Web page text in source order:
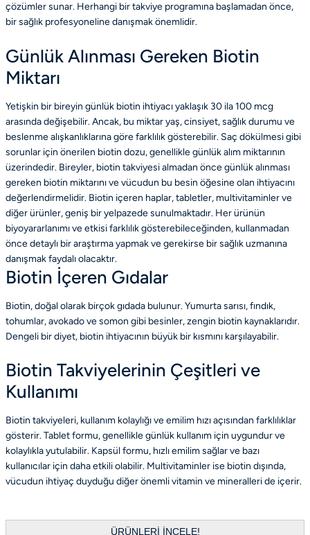
çözümler sunar. Herhangi bir takviye programına başlamadan önce,
bir sağlık profesyoneline danışmak önemlidir.
Günlük Alınması Gereken Biotin
Miktarı
Yetişkin bir bireyin günlük biotin ihtiyacı yaklaşık 30 ila 100 mcg
arasında değişebilir. Ancak, bu miktar yaş, cinsiyet, sağlık durumu ve
beslenme alışkanlıklarına göre farklılık gösterebilir. Saç dökülmesi gibi
sorunlar için önerilen biotin dozu, genellikle günlük alım miktarının
üzerindedir. Bireyler, biotin takviyesi almadan önce günlük alınması
gereken biotin miktarını ve vücudun bu besin öğesine olan ihtiyacını
değerlendirmelidir. Biotin içeren haplar, tabletler, multivitaminler ve
diğer ürünler, geniş bir yelpazede sunulmaktadır. Her ürünün
biyoyararlanımı ve etkisi farklılık gösterebileceğinden, kullanmadan
önce detaylı bir araştırma yapmak ve gerekirse bir sağlık uzmanına
danışmak faydalı olacaktır.
Biotin İçeren Gıdalar
Biotin, doğal olarak birçok gıdada bulunur. Yumurta sarısı, fındık,
tohumlar, avokado ve somon gibi besinler, zengin biotin kaynaklarıdır.
Dengeli bir diyet, biotin ihtiyacının büyük bir kısmını karşılayabilir.
Biotin Takviyelerinin Çeşitleri ve
Kullanımı
Biotin takviyeleri, kullanım kolaylığı ve emilim hızı açısından farklılıklar
gösterir. Tablet formu, genellikle günlük kullanım için uygundur ve
kolaylıkla yutulabilir. Kapsül formu, hızlı emilim sağlar ve bazı
kullanıcılar için daha etkili olabilir. Multivitaminler ise biotin dışında,
vücudun ihtiyaç duyduğu diğer önemli vitamin ve mineralleri de içerir.
ÜRÜNLERİ İNCELE!